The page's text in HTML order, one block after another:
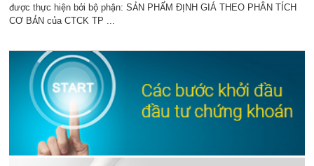
được thực hiện bởi bộ phận: SẢN PHẨM ĐỊNH GIÁ THEO PHÂN TÍCH
CƠ BẢN của CTCK TP ...